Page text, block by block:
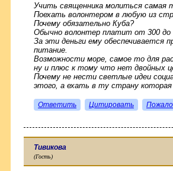
Учить священника молиться самая
Поехать волонтером в любую из
Почему обязательно Куба?
Обычно волонтер платит от 300 до
За эти деньги ему обеспечивается
питание.
Возможности море, самое то для
ну и плюс к тому что нет двойных
Почему не нести светлые идеи
этого, а ехать в ту страну
Ответить Цитировать
Тивикова
(Гость)